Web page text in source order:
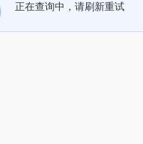
正在查询中，请刷新重试